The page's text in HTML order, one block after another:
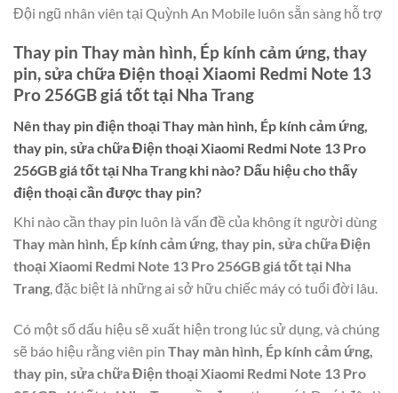
Đội ngũ nhân viên tại Quỳnh An Mobile luôn sẵn sàng hỗ trợ
Thay pin Thay màn hình, Ép kính cảm ứng, thay
pin, sửa chữa Điện thoại Xiaomi Redmi Note 13
Pro 256GB giá tốt tại Nha Trang
Nên thay pin điện thoạiThay màn hình, Ép kính cảm ứng,
thay pin, sửa chữa Điện thoại Xiaomi Redmi Note 13 Pro
256GB giá tốt tại Nha Trang khi nào? Dấu hiệu cho thấy
điện thoại cần được thay pin?
Khi nào cần thay pin luôn là vấn đề của không ít người dùng
Thay màn hình, Ép kính cảm ứng, thay pin, sửa chữa Điện
thoại Xiaomi Redmi Note 13 Pro 256GB giá tốt tại Nha
Trang, đặc biệt là những ai sở hữu chiếc máy có tuổi đời lâu.
Có một số dấu hiệu sẽ xuất hiện trong lúc sử dụng, và chúng
sẽ báo hiệu rằng viên pin Thay màn hình, Ép kính cảm ứng,
thay pin, sửa chữa Điện thoại Xiaomi Redmi Note 13 Pro